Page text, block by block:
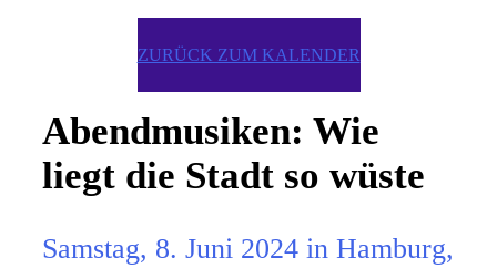
ZURÜCK ZUM KALENDER
Abendmusiken: Wie
liegt die Stadt so wüste
Samstag, 8. Juni 2024 in Hamburg,